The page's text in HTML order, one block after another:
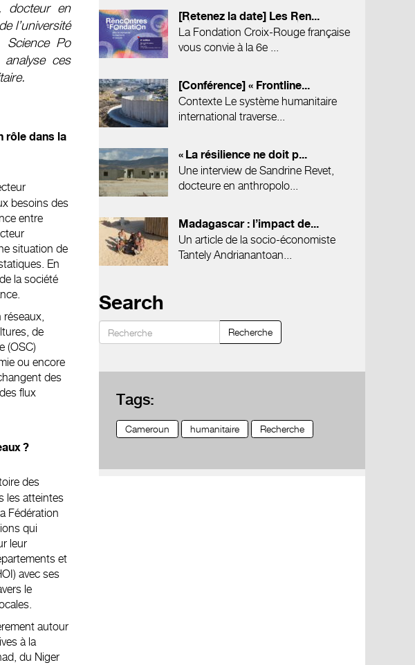
docteur en
l’université
Po
ces
rôle dans la
besoins des
entre
situation de
En
la société
réseaux,
de
(OSC)
ou encore
des
flux
?
des
les atteintes
Fédération
qui
leur
et
avec ses
le
autour
à la
du Niger
[Retenez la date] Les Ren...
La Fondation Croix-Rouge française
vous convie à la 6e ...
[Conférence] « Frontline...
Contexte Le système humanitaire
international traverse...
« La résilience ne doit p...
Une interview de Sandrine Revet,
docteure en anthropolo...
Madagascar : l’impact de...
Un article de la socio-économiste
Tantely Andrianantoan...
Search
Recherche
Tags:
Cameroun humanitaire Recherche